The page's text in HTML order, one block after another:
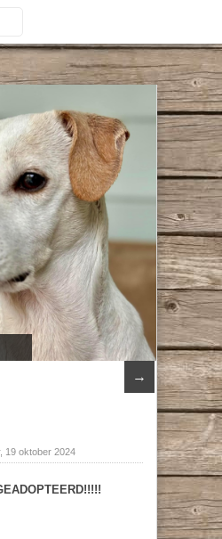
→
19 oktober 2024